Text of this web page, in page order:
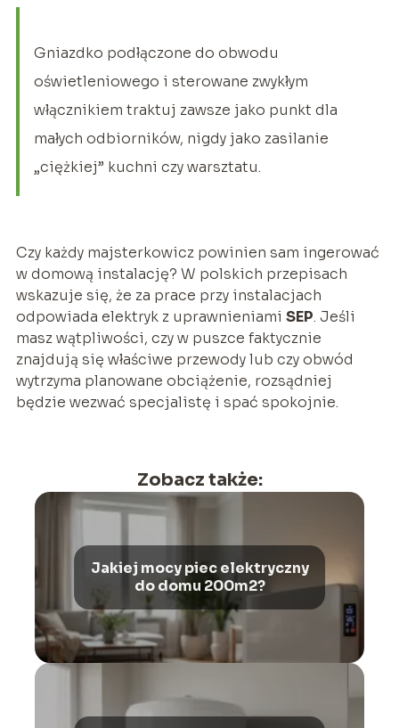
Gniazdko podłączone do obwodu
oświetleniowego i sterowane zwykłym
włącznikiem traktuj zawsze jako punkt dla
małych odbiorników, nigdy jako zasilanie
„ciężkiej” kuchni czy warsztatu.
Czy każdy majsterkowicz powinien sam ingerować
w domową instalację? W polskich przepisach
wskazuje się, że za prace przy instalacjach
odpowiada elektryk z uprawnieniami SEP. Jeśli
masz wątpliwości, czy w puszce faktycznie
znajdują się właściwe przewody lub czy obwód
wytrzyma planowane obciążenie, rozsądniej
będzie wezwać specjalistę i spać spokojnie.
Zobacz także:
Jakiej mocy piec elektryczny
do domu 200m2?